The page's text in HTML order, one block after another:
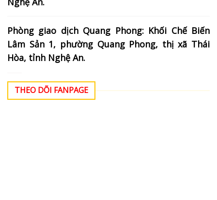
Phòng giao dịch Quang Phong: Khối Chế Biến
Lâm Sản 1, phường Quang Phong, thị xã Thái
Hòa, tỉnh Nghệ An.
THEO DÕI FANPAGE